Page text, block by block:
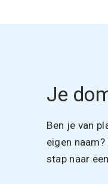
Je
Ben je van
eigen
stap naar